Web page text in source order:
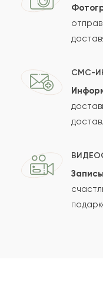
Сколько будет
Отзыв будет
Проверяем на
СМС-